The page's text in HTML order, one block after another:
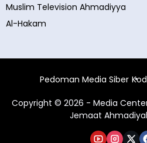
Muslim Television Ahmadiyya
Al-Hakam
Pedoman Media Siber
Copyright © 2026 - Media
Jemaat